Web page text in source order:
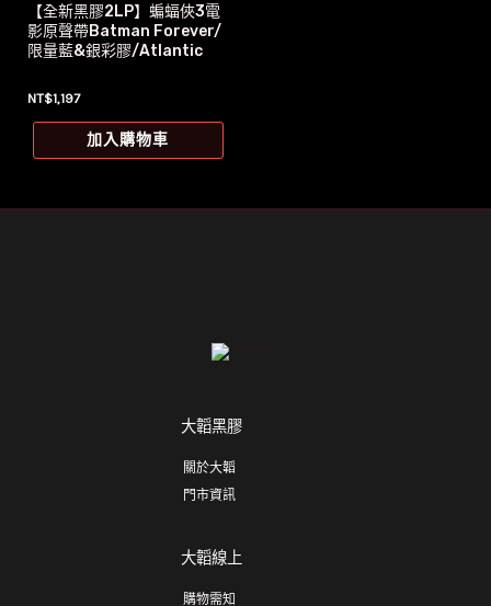
【全新黑膠2LP】蝙蝠俠3電
影原聲帶Batman Forever/
限量藍&銀彩膠/Atlantic
NT$1,197
加入購物車
大韜黑膠
關於大韜
門市資訊
大韜線上
購物需知